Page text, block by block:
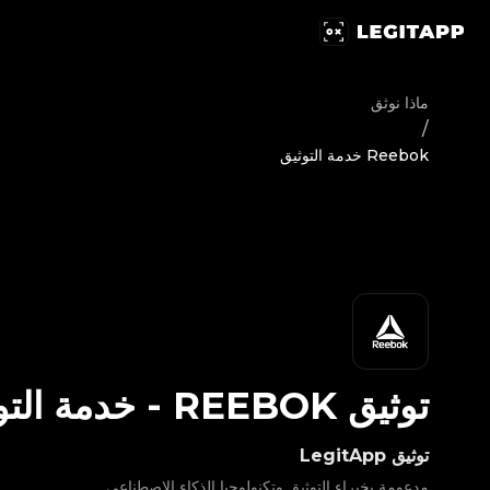
ماذا نوثق
/
Reebok خدمة التوثيق
توثيق LegitApp
توثيق REEBOK
- خدمة